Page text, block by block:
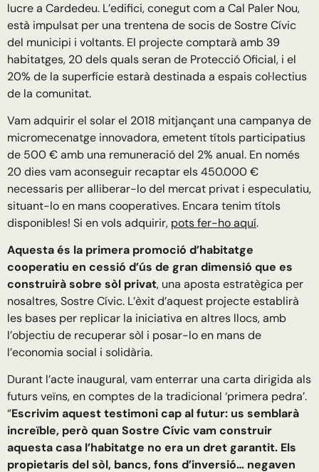
lucre a Cardedeu. L’edifici, conegut com a Cal Paler Nou,
està impulsat per una trentena de socis de Sostre Cívic
del municipi i voltants. El projecte comptarà amb 39
habitatges, 20 dels quals seran de Protecció Oficial, i el
20% de la superfície estarà destinada a espais col·lectius
de la comunitat.
Vam adquirir el solar el 2018 mitjançant una campanya de
micromecenatge innovadora, emetent títols participatius
de 500 € amb una remuneració del 2% anual. En només
20 dies vam aconseguir recaptar els 450.000 €
necessaris per alliberar-lo del mercat privat i especulatiu,
situant-lo en mans cooperatives. Encara tenim títols
disponibles! Si en vols adquirir, pots fer-ho aquí.
Aquesta és la primera promoció d’habitatge
cooperatiu en cessió d’ús de gran dimensió que es
construirà sobre sòl privat, una aposta estratègica per
nosaltres, Sostre Cívic. L’èxit d’aquest projecte establirà
les bases per replicar la iniciativa en altres llocs, amb
l’objectiu de recuperar sòl i posar-lo en mans de
l’economia social i solidària.
Durant l’acte inaugural, vam enterrar una carta dirigida als
futurs veïns, en comptes de la tradicional ‘primera pedra’.
“Escrivim aquest testimoni cap al futur: us semblarà
increïble, però quan Sostre Cívic vam construir
aquesta casa l’habitatge no era un dret garantit. Els
propietaris del sòl, bancs, fons d’inversió… negaven